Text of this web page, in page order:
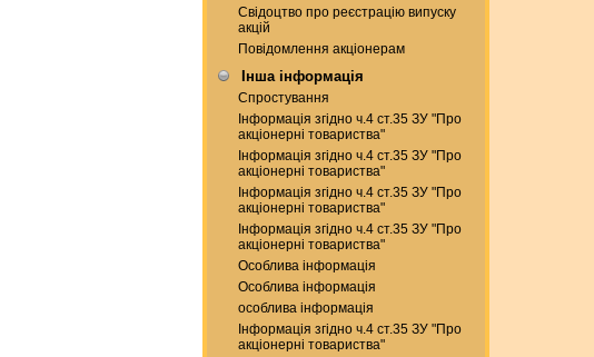
Свідоцтво про реєстрацію випуску
акцій
Повідомлення акціонерам
Інша інформація
Спростування
Інформація згідно ч.4 ст.35 ЗУ "Про
акціонерні товариства"
Інформація згідно ч.4 ст.35 ЗУ "Про
акціонерні товариства"
Інформація згідно ч.4 ст.35 ЗУ "Про
акціонерні товариства"
Інформація згідно ч.4 ст.35 ЗУ "Про
акціонерні товариства"
Особлива інформація
Особлива інформація
особлива інформація
Інформація згідно ч.4 ст.35 ЗУ "Про
акціонерні товариства"